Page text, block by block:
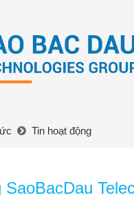
Tin hoạt động
SaoBacDau